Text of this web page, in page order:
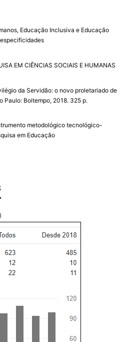
Educação Inclusiva e Educação
EM CIÊNCIAS SOCIAIS E HUMANAS
da Servidão: o novo proletariado de
Paulo: Boitempo, 2018. 325 p.
metodológico tecnológico-
em Educação